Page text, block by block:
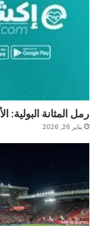
رمل المثانة البولية:
يناير 26, 2026